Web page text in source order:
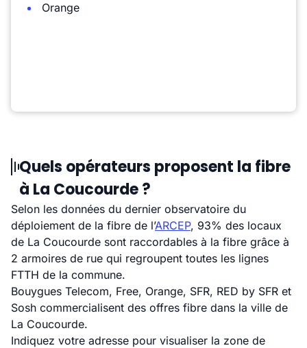
Orange
Quels opérateurs proposent la fibre
à La Coucourde ?
Selon les données du dernier observatoire du
déploiement de la fibre de l’ARCEP, 93% des locaux
de La Coucourde sont raccordables à la fibre grâce à
2 armoires de rue qui regroupent toutes les lignes
FTTH de la commune.
Bouygues Telecom, Free, Orange, SFR, RED by SFR et
Sosh commercialisent des offres fibre dans la ville de
La Coucourde.
Indiquez votre adresse pour visualiser la zone de